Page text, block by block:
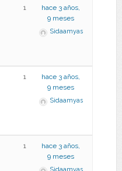
1
hace 3 años,
9 meses
Sidaamyas
1
hace 3 años,
9 meses
Sidaamyas
1
hace 3 años,
9 meses